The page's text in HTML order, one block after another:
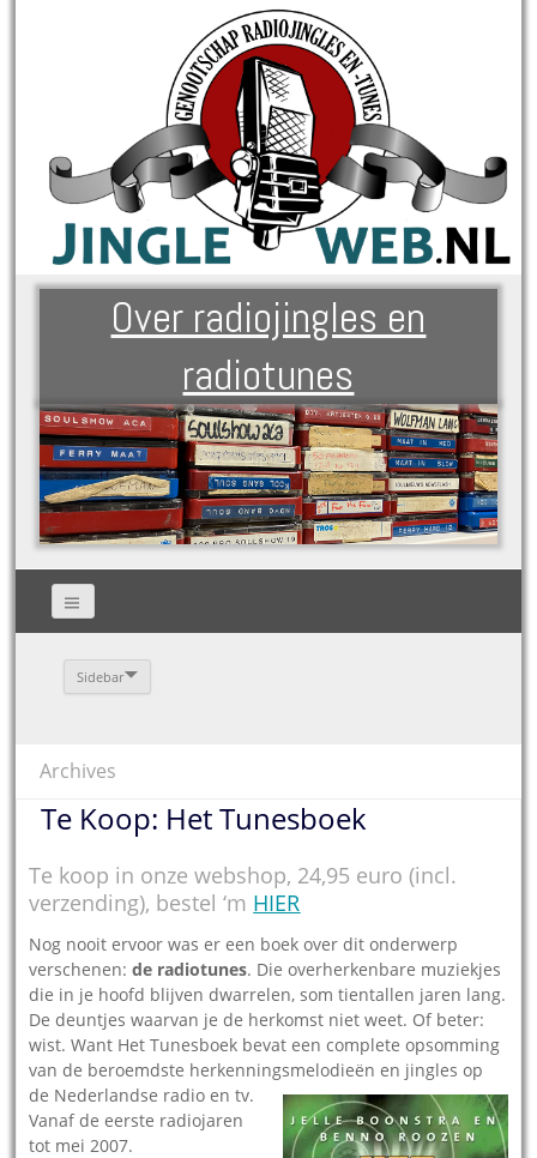
Over radiojingles en
radiotunes
Sidebar
Archives
Te Koop: Het Tunesboek
Te koop in onze webshop, 24,95 euro (incl.
verzending), bestel ‘m HIER
Nog nooit ervoor was er een boek over dit onderwerp
verschenen:de radiotunes. Die over­herkenbare muziekjes
die in je hoofd blijven dwarrelen, som tientallen jaren lang.
De deuntjes waarvan je de herkomst niet weet. Of beter:
wist. Want Het Tunesboek bevat een complete opsomming
van de beroemdste herkennings­melodieën en jingles op
de Nederlandse radio en tv.
Vanaf de eerste radiojaren
tot mei 2007.